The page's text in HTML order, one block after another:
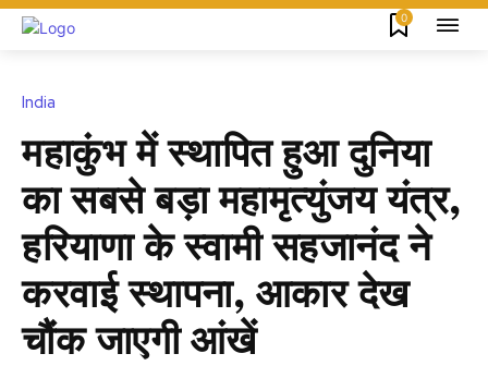
0
India
महाकुंभ में स्थापित हुआ दुनिया
का सबसे बड़ा महामृत्युंजय यंत्र,
हरियाणा के स्वामी सहजानंद ने
करवाई स्थापना, आकार देख
चौंक जाएगी आंखें